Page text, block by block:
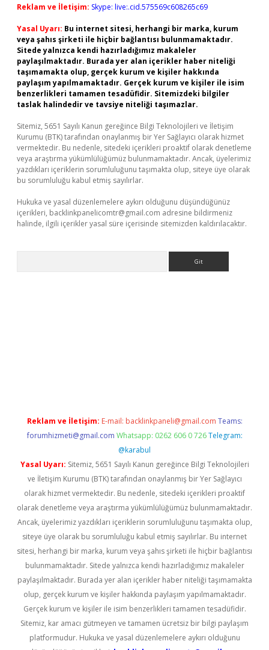
Reklam ve İletişim: Skype: live:.cid.575569c608265c69
Yasal Uyarı: Bu internet sitesi, herhangi bir marka, kurum
veya şahıs şirketi ile hiçbir bağlantısı bulunmamaktadır.
Sitede yalnızca kendi hazırladığımız makaleler
paylaşılmaktadır. Burada yer alan içerikler haber niteliği
taşımamakta olup, gerçek kurum ve kişiler hakkında
paylaşım yapılmamaktadır. Gerçek kurum ve kişiler ile isim
benzerlikleri tamamen tesadüfidir. Sitemizdeki bilgiler
taslak halindedir ve tavsiye niteliği taşımazlar.
Sitemiz, 5651 Sayılı Kanun gereğince Bilgi Teknolojileri ve İletişim
Kurumu (BTK) tarafından onaylanmış bir Yer Sağlayıcı olarak hizmet
vermektedir. Bu nedenle, sitedeki içerikleri proaktif olarak denetleme
veya araştırma yükümlülüğümüz bulunmamaktadır. Ancak, üyelerimiz
yazdıkları içeriklerin sorumluluğunu taşımakta olup, siteye üye olarak
bu sorumluluğu kabul etmiş sayılırlar.
Hukuka ve yasal düzenlemelere aykırı olduğunu düşündüğünüz
içerikleri, backlinkpanelicomtr@gmail.com adresine bildirmeniz
halinde, ilgili içerikler yasal süre içerisinde sitemizden kaldırılacaktır.
Reklam ve İletişim: E-mail: backlinkpaneli@gmail.com Teams:
forumhizmeti@gmail.com Whatsapp: 0262 606 0 726 Telegram:
@karabul
Yasal Uyarı: Sitemiz, 5651 Sayılı Kanun gereğince Bilgi Teknolojileri
ve İletişim Kurumu (BTK) tarafından onaylanmış bir Yer Sağlayıcı
olarak hizmet vermektedir. Bu nedenle, sitedeki içerikleri proaktif
olarak denetleme veya araştırma yükümlülüğümüz bulunmamaktadır.
Ancak, üyelerimiz yazdıkları içeriklerin sorumluluğunu taşımakta olup,
siteye üye olarak bu sorumluluğu kabul etmiş sayılırlar. Bu internet
sitesi, herhangi bir marka, kurum veya şahıs şirketi ile hiçbir bağlantısı
bulunmamaktadır. Sitede yalnızca kendi hazırladığımız makaleler
paylaşılmaktadır. Burada yer alan içerikler haber niteliği taşımamakta
olup, gerçek kurum ve kişiler hakkında paylaşım yapılmamaktadır.
Gerçek kurum ve kişiler ile isim benzerlikleri tamamen tesadüfidir.
Sitemiz, kar amacı gütmeyen ve tamamen ücretsiz bir bilgi paylaşım
platformudur. Hukuka ve yasal düzenlemelere aykırı olduğunu